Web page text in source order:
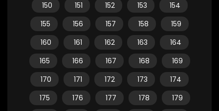
150
151 152 153
154
155
156 157 158
159
160
161 162 163
164
165
166 167 168
169
170
171 172 173
174
175
176 177 178
179